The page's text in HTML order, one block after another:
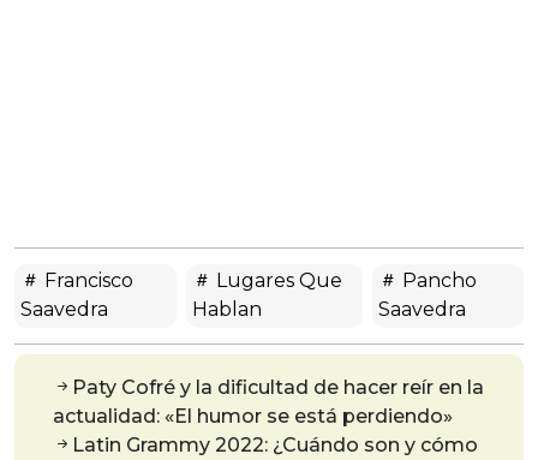
Francisco
Saavedra
Lugares Que
Hablan
Pancho
Saavedra
Paty Cofré y la dificultad de hacer reír en la
actualidad: «El humor se está perdiendo»
Latin Grammy 2022: ¿Cuándo son y cómo